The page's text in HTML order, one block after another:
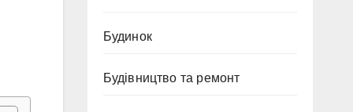
Будинок
Будівництво та ремонт